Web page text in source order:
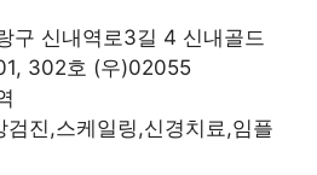
구 신내역로3길 4 신내골드
302호 (우)02055
검진,스케일링,신경치료,임플